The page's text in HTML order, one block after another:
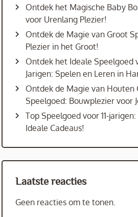
Ontdek het Magische Baby
voor Urenlang Plezier!
Ontdek de Magie van Groot
Plezier in het Groot!
Ontdek het Ideale Speelgoed
Jarigen: Spelen en Leren in
Ontdek de Magie van Houten
Speelgoed: Bouwplezier voor
Top Speelgoed voor 11-
Ideale Cadeaus!
Laatste reacties
Geen reacties om te tonen.